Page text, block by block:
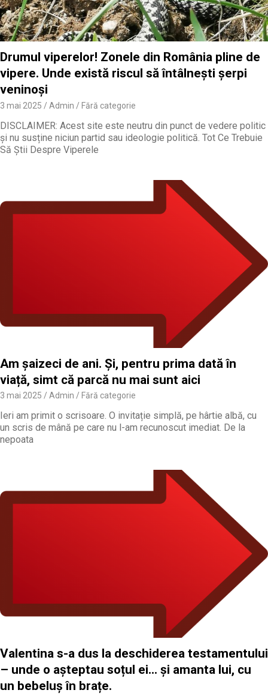
Drumul viperelor! Zonele din România pline de
vipere. Unde există riscul să întâlneşti şerpi
veninoşi
3 mai 2025 Admin Fără categorie
DISCLAIMER: Acest site este neutru din punct de vedere politic
și nu susține niciun partid sau ideologie politică. Tot Ce Trebuie
Să Știi Despre Viperele
Am șaizeci de ani. Și, pentru prima dată în
viață, simt că parcă nu mai sunt aici
3 mai 2025 Admin Fără categorie
Ieri am primit o scrisoare. O invitație simplă, pe hârtie albă, cu
un scris de mână pe care nu l-am recunoscut imediat. De la
nepoata
Valentina s-a dus la deschiderea testamentului
– unde o așteptau soțul ei… și amanta lui, cu
un bebeluș în brațe.